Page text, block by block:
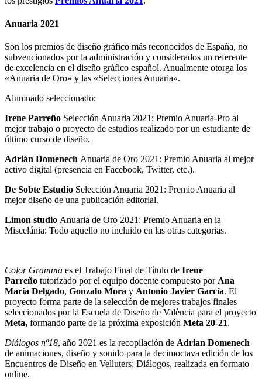
Anuaria 2021
Son los premios de diseño gráfico más reconocidos de España, no
subvencionados por la administración y considerados un referente
de excelencia en el diseño gráfico español. Anualmente otorga los
«Anuaria de Oro» y las «Selecciones Anuaria».
Alumnado seleccionado:
Irene Parreño Selección Anuaria 2021: Premio Anuaria-Pro al
mejor trabajo o proyecto de estudios realizado por un estudiante de
último curso de diseño.
Adrián Domenech Anuaria de Oro 2021: Premio Anuaria al mejor
activo digital (presencia en Facebook, Twitter, etc.).
De Sobte Estudio Selección Anuaria 2021: Premio Anuaria al
mejor diseño de una publicación editorial.
Limon studio Anuaria de Oro 2021: Premio Anuaria en la
Miscelánia: Todo aquello no incluido en las otras categorias.
Color Gramma es el Trabajo Final de Título de Irene
Parreño tutorizado por el equipo docente compuesto por Ana
María Delgado, Gonzalo Mora y Antonio Javier García. El
proyecto forma parte de la selección de mejores trabajos finales
seleccionados por la Escuela de Diseño de València para el proyecto
Meta, formando parte de la próxima exposición Meta 20-21.
Diálogos nº18, año 2021 es la recopilación de Adrian Domenech
de animaciones, diseño y sonido para la decimoctava edición de los
Encuentros de Diseño en Velluters; Diálogos, realizada en formato
online.